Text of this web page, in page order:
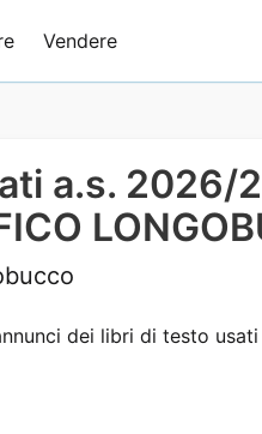
Vendere
a.s. 2026/
dei libri di testo